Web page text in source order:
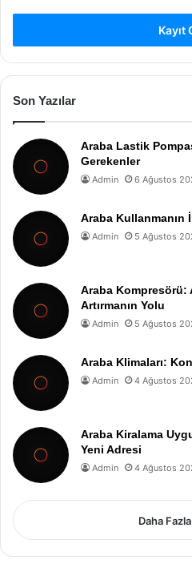
Kayıt
Son Yazılar
Araba Lastik
Gerekenler
Admin 6 Ağustos
Araba Kullanmanın
Admin 5 Ağustos
Araba Kompresörü:
Artırmanın Yolu
Admin 5 Ağustos
Araba Klimaları:
Admin 4 Ağustos
Araba Kiralama
Yeni Adresi
Admin 4 Ağustos
Daha